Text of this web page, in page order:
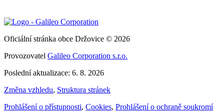
Oficiální stránka obce Držovice © 2026
Provozovatel Galileo Corporation s.r.o.
Poslední aktualizace: 6. 8. 2026
Změna vzhledu, Struktura stránek
Prohlášení o přístupnosti, Cookies, Prohlášení o ochraně soukromí